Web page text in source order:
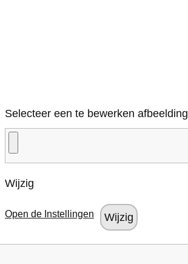
Selecteer een te bewerken afbeelding
Wijzig
Open de Instellingen